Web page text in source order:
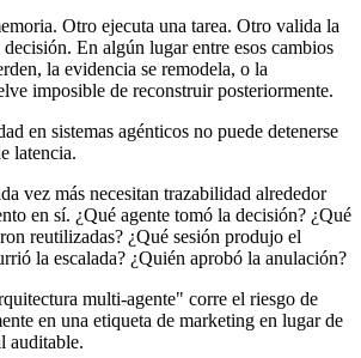
Otro ejecuta una tarea. Otro valida la
En algún lugar entre esos cambios
la evidencia se remodela, o la
imposible de reconstruir posteriormente.
en sistemas agénticos no puede detenerse
latencia.
vez más necesitan trazabilidad alrededor
en sí. ¿Qué agente tomó la decisión? ¿Qué
reutilizadas? ¿Qué sesión produjo el
la escalada? ¿Quién aprobó la anulación?
multi-agente" corre el riesgo de
en una etiqueta de marketing en lugar de
auditable.